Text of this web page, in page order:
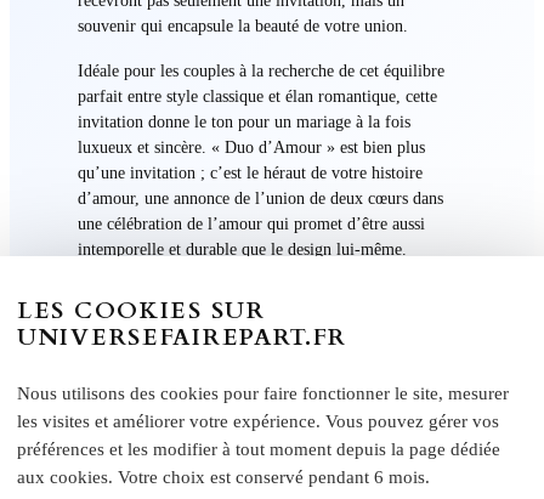
souvenir qui encapsule la beauté de votre union.
Idéale pour les couples à la recherche de cet équilibre
parfait entre style classique et élan romantique, cette
invitation donne le ton pour un mariage à la fois
luxueux et sincère. « Duo d’Amour » est bien plus
qu’une invitation ; c’est le héraut de votre histoire
d’amour, une annonce de l’union de deux cœurs dans
une célébration de l’amour qui promet d’être aussi
intemporelle et durable que le design lui-même.
Informations Supplémentaire
LES COOKIES SUR
UNIVERSEFAIREPART.FR
Nous utilisons des cookies pour faire fonctionner le site, mesurer
les visites et améliorer votre expérience. Vous pouvez gérer vos
préférences et les modifier à tout moment depuis la page dédiée
aux cookies. Votre choix est conservé pendant 6 mois.